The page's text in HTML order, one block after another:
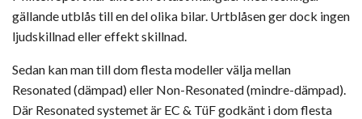
gällande utblås till en del olika bilar. Urtblåsen ger dock ingen
ljudskillnad eller effekt skillnad.
Sedan kan man till dom flesta modeller välja mellan
Resonated (dämpad) eller Non-Resonated (mindre-dämpad).
Där Resonated systemet är EC & TüF godkänt i dom flesta